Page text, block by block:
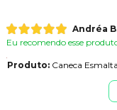
Andréa
Eu recomendo esse
Produto:Caneca